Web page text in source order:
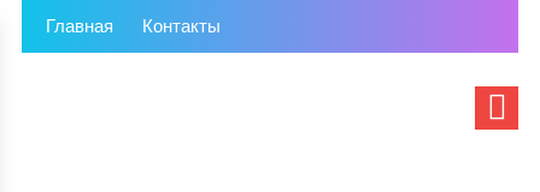
Главная Контакты